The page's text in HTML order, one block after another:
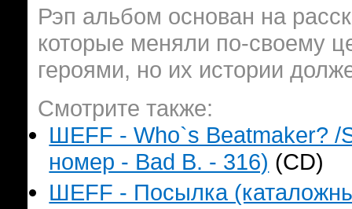
Рэп альбом основан на
которые меняли по-своему
героями, но их истории
Смотрите также:
ШЕFF - Who`s Beatmaker? /
номер - Bad B. - 316) (CD)
ШЕFF - Посылка